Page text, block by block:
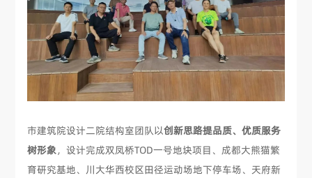
市建筑院设计二院结构室团队以创新思路提品质、优质服务
树形象，设计完成双凤桥TOD一号地块项目、成都大熊猫繁
育研究基地、川大华西校区田径运动场地下停车场、天府新